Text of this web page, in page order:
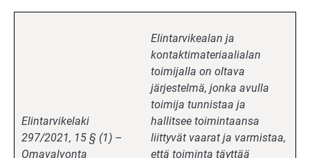
Elintarvikelaki
297/2021, 15 § (1) –
Omavalvonta
Elintarvikealan ja
kontaktimateriaalialan
toimijalla on oltava
järjestelmä, jonka avulla
toimija tunnistaa ja
hallitsee toimintaansa
liittyvät vaarat ja varmistaa,
että toiminta täyttää